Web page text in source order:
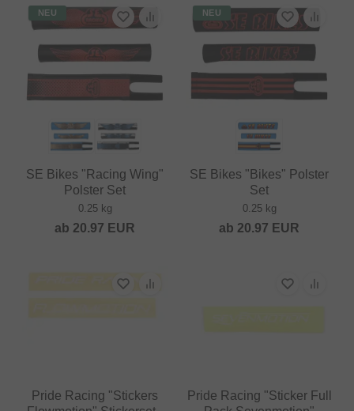
NEU
SE Bikes "Racing Wing"
Polster Set
0.25 kg
ab 20.97 EUR
NEU
SE Bikes "Bikes" Polster
Set
0.25 kg
ab 20.97 EUR
Pride Racing "Stickers
Pride Racing "Sticker Full